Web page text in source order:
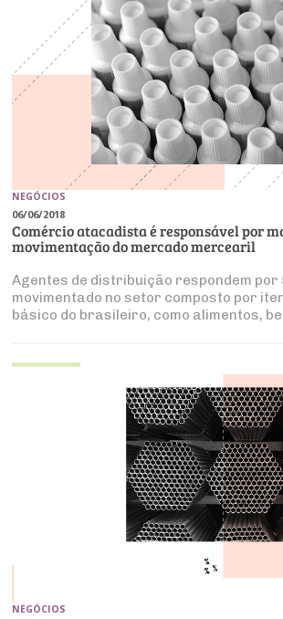
NEGÓCIOS
06/06/2018
Comércio atacadista é responsável por
movimentação do mercado mercearil
Agentes de distribuição respondem por
movimentado no setor composto por
básico do brasileiro, como alimentos,
NEGÓCIOS